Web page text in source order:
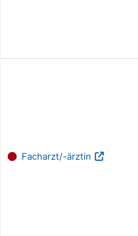
Facharzt/-ärztin